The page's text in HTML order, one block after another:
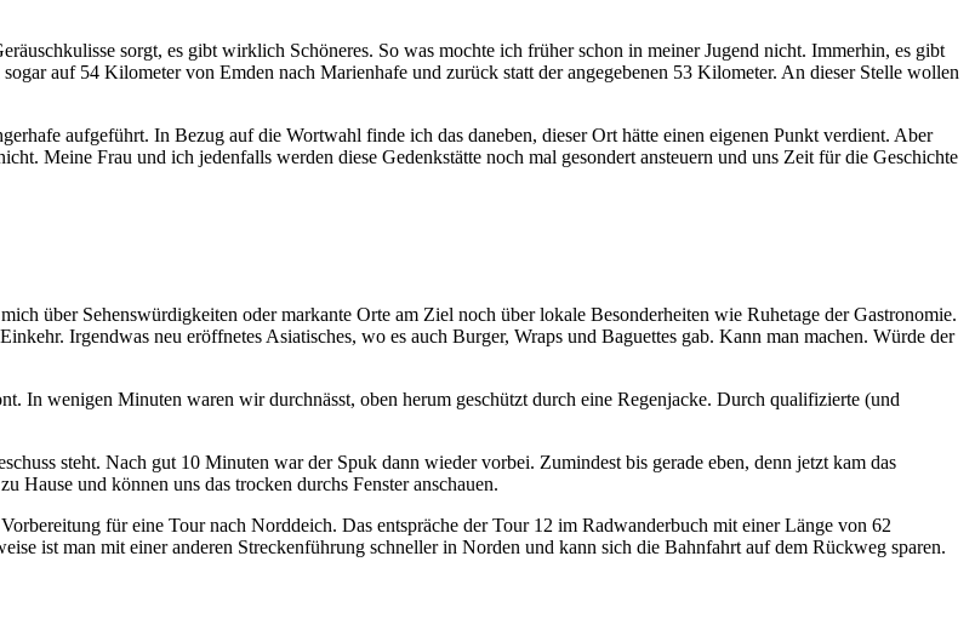
sorgt, es gibt wirklich Schöneres. So was mochte ich früher schon in meiner Jugend nicht. Immerhin, es gibt
auf 54 Kilometer von Emden nach Marienhafe und zurück statt der angegebenen 53 Kilometer. An dieser Stelle wollen
aufgeführt. In Bezug auf die Wortwahl finde ich das daneben, dieser Ort hätte einen eigenen Punkt verdient. Aber
Meine Frau und ich jedenfalls werden diese Gedenkstätte noch mal gesondert ansteuern und uns Zeit für die Geschichte
über Sehenswürdigkeiten oder markante Orte am Ziel noch über lokale Besonderheiten wie Ruhetage der Gastronomie.
Irgendwas neu eröffnetes Asiatisches, wo es auch Burger, Wraps und Baguettes gab. Kann man machen. Würde der
In wenigen Minuten waren wir durchnässt, oben herum geschützt durch eine Regenjacke. Durch qualifizierte (und
steht. Nach gut 10 Minuten war der Spuk dann wieder vorbei. Zumindest bis gerade eben, denn jetzt kam das
und können uns das trocken durchs Fenster anschauen.
für eine Tour nach Norddeich. Das entspräche der Tour 12 im Radwanderbuch mit einer Länge von 62
ist man mit einer anderen Streckenführung schneller in Norden und kann sich die Bahnfahrt auf dem Rückweg sparen.